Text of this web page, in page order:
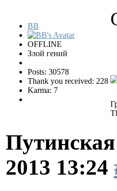
BB
OFFLINE
Злой гений
Posts: 30578
Thank you received: 228
Karma: 7
Путинская
2013 13:24